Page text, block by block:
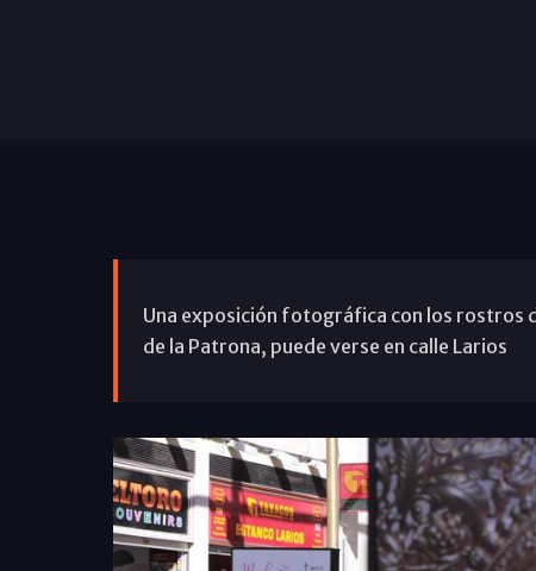
Una exposición fotográfica con los rostros
de la Patrona, puede verse en calle Larios